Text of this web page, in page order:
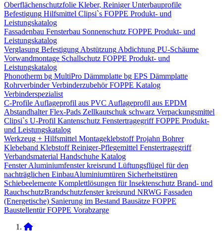
Oberflächenschutzfolie Kleber, Reiniger Unterbauprofile
Befestigung Hilfsmittel Clipsi`s FOPPE Produkt- und
Leistungskatalog
Fassadenbau Fensterbau Sonnenschutz FOPPE Produkt- und
Leistungskatalog
Verglasung Befestigung Abstützung Abdichtung PU-Schäume
Vorwandmontage Schallschutz FOPPE Produkt- und
Leistungskatalog
Phonotherm bg MultiPro Dämmplatte bg EPS Dämmplatte
Rohrverbinder Verbinderzubehör FOPPE Katalog
Verbinderspezialist
C-Profile Auflageprofil aus PVC Auflageprofil aus EPDM
Abstandhalter Flex-Pads Zellkautschuk schwarz Verpackungsmittel
Clipsi`s U-Profil Kantenschutz Fenstertragegriff FOPPE Produkt-
und Leistungskatalog
Werkzeug + Hilfsmittel Montageklebstoff Projahn Bohrer
Klebeband Klebstoff Reiniger-Pflegemittel Fenstertragegriff
Verbandsmaterial Handschuhe Katalog
Fenster Aluminiumfenster kreisrund Lüftungsflügel für den
nachträglichen Einbau​Aluminiumtüren Sicherheitstüren
Schiebeelemente Komplettlösungen für Insektenschutz Brand- und
Rauchschutz​Brandschutzfenster kreisrund NRWG Fassaden
(Energetische) Sanierung im Bestand Bausätze FOPPE
Baustellentür FOPPE Vorabzarge